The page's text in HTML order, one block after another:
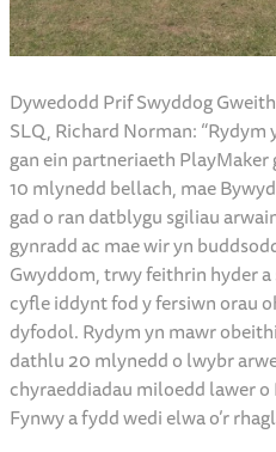
Dywedodd Prif Swyddog
SLQ, Richard Norman:
gan ein partneriaeth
10 mlynedd bellach, mae
gad o ran datblygu sgiliau
gynradd ac mae wir yn
Gwyddom, trwy feithrin hyder
cyfle iddynt fod y fersiwn orau
dyfodol. Rydym yn mawr
dathlu 20 mlynedd o lwybr
chyraeddiadau miloedd lawer
Fynwy a fydd wedi elwa o’r